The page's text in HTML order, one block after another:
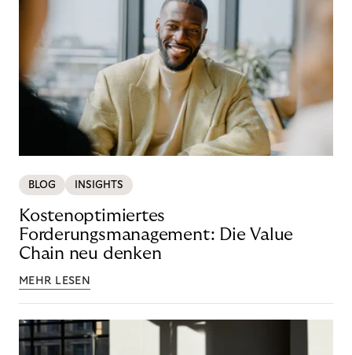
BLOG INSIGHTS
Kostenoptimiertes
Forderungsmanagement: Die Value
Chain neu denken
MEHR LESEN